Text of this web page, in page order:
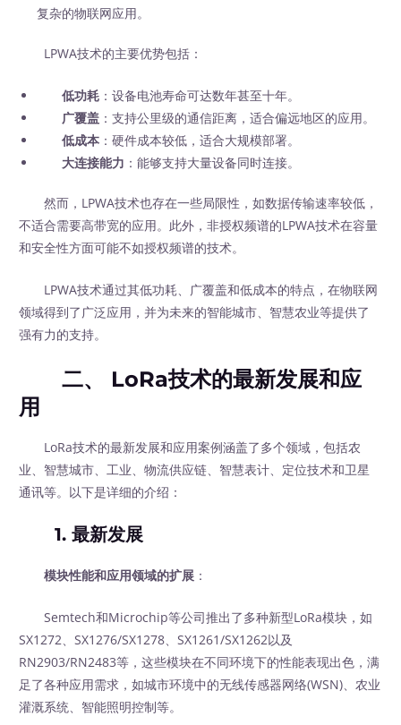
复杂的物联网应用。
LPWA技术的主要优势包括：
低功耗 ：设备电池寿命可达数年甚至十年。
广覆盖 ：支持公里级的通信距离，适合偏远地区的应用。
低成本 ：硬件成本较低，适合大规模部署。
大连接能力 ：能够支持大量设备同时连接。
然而，LPWA技术也存在一些局限性，如数据传输速率较低，
不适合需要高带宽的应用。此外，非授权频谱的LPWA技术在容量
和安全性方面可能不如授权频谱的技术。
LPWA技术通过其低功耗、广覆盖和低成本的特点，在物联网
领域得到了广泛应用，并为未来的智能城市、智慧农业等提供了
强有力的支持。
二、 LoRa技术的最新发展和应
用
LoRa技术的最新发展和应用案例涵盖了多个领域，包括农
业、智慧城市、工业、物流供应链、智慧表计、定位技术和卫星
通讯等。以下是详细的介绍：
1. 最新发展
模块性能和应用领域的扩展 ：
Semtech和Microchip等公司推出了多种新型LoRa模块，如
SX1272、SX1276/SX1278、SX1261/SX1262以及
RN2903/RN2483等，这些模块在不同环境下的性能表现出色，满
足了各种应用需求，如城市环境中的无线传感器网络(WSN)、农业
灌溉系统、智能照明控制等。